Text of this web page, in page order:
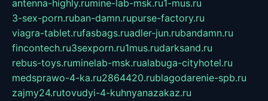
antenna-highly.rumine-lab-msk.ru1-mus.ru
3-sex-porn.ruban-damn.rupurse-factory.ru
viagra-tablet.rufasbags.ruadler-jun.rubandamn.ru
fincontech.ru3sexporn.ru1mus.rudarksand.ru
rebus-toys.ruminelab-msk.rualabuga-cityhotel.ru
medsprawo-4-ka.ru2864420.rublagodarenie-spb.ru
zajmy24.rutovudyi-4-kuhnyanazakaz.ru